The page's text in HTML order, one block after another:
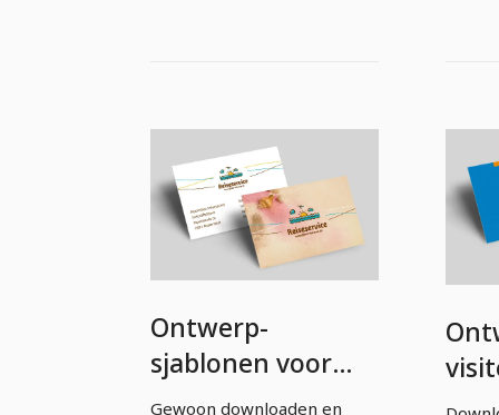
Ontwerp-
sjablonen voor
visitekaartjes –
Gewoon downloaden en